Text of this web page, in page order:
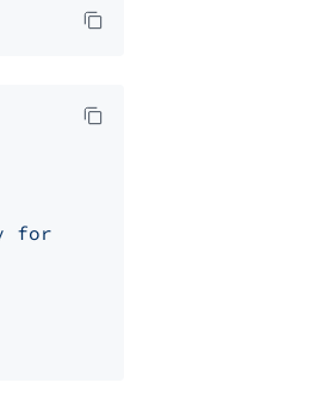
for Voyage AI: "